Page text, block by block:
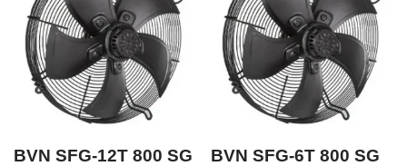
BVN SFG-12T 800 SG
BVN SFG-6T 800 SG